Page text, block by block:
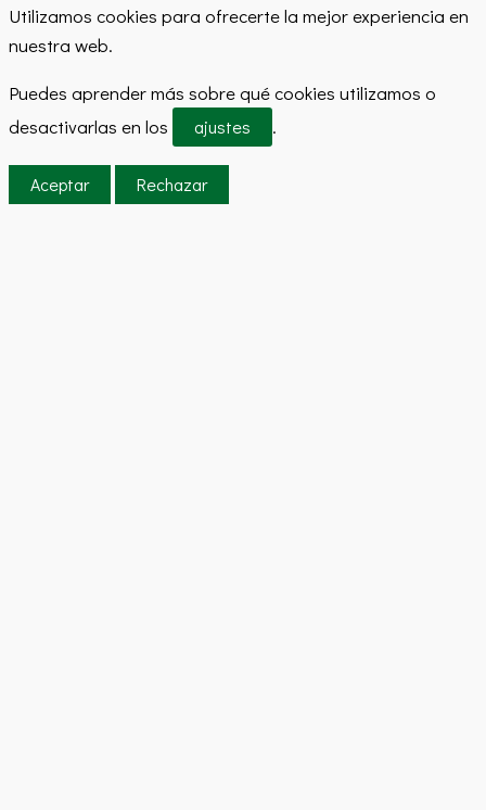
Utilizamos cookies para ofrecerte la mejor experiencia en
nuestra web.
Puedes aprender más sobre qué cookies utilizamos o
desactivarlas en los
ajustes .
Aceptar Rechazar